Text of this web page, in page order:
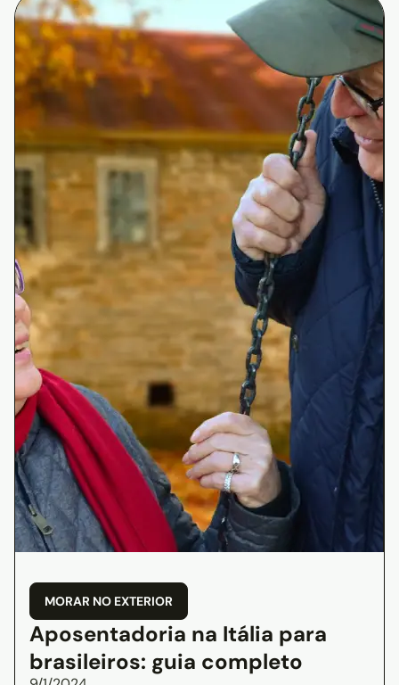
MORAR NO EXTERIOR
Aposentadoria na Itália para
brasileiros: guia completo